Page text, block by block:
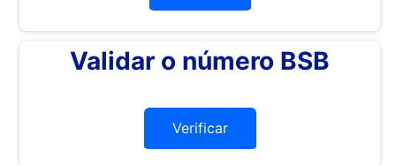
Validar o número BSB
Verificar